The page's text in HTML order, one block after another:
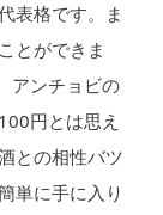
表格です。ま
とができま
アンチョビの
円とは思え
との相性バツ
単に手に入り